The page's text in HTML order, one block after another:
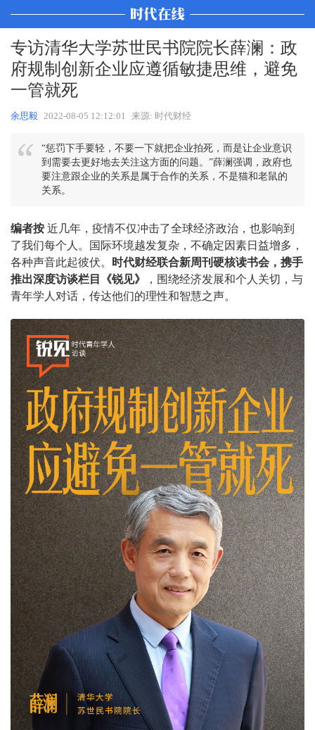
专访清华大学苏世民书院院长薛澜：政
府规制创新企业应遵循敏捷思维，避免
一管就死
余思毅 2022-08-05 12:12:01 来源: 时代财经
“惩罚下手要轻，不要一下就把企业拍死，而是让企业意识
到需要去更好地去关注这方面的问题。”薛澜强调，政府也
要注意跟企业的关系是属于合作的关系，不是猫和老鼠的
关系。
编者按 近几年，疫情不仅冲击了全球经济政治，也影响到
了我们每个人。国际环境越发复杂，不确定因素日益增多，
各种声音此起彼伏。
时代财经联合新周刊硬核读书会，携手
推出深度访谈栏目《锐见》
，围绕经济发展和个人关切，与
青年学人对话，传达他们的理性和智慧之声。